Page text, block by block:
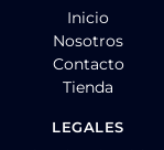
Inicio
Nosotros
Contacto
Tienda
LEGALES